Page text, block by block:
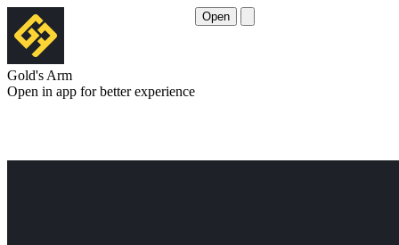
Gold's Arm
Open in app for better experience
Open